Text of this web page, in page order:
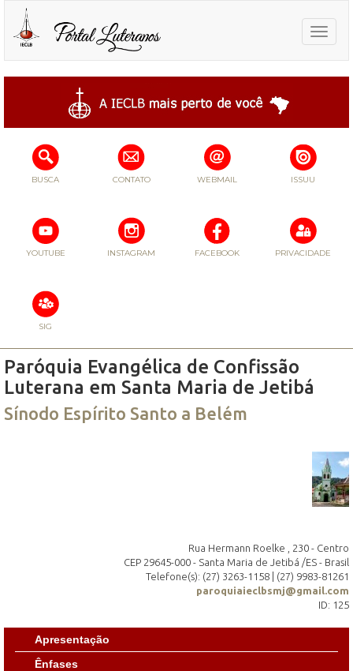
Toggle
BUSCA CONTATO WEBMAIL ISSUU
YOUTUBE INSTAGRAM FACEBOOK PRIVACIDADE
SIG
Paróquia Evangélica de Confissão
Luterana em Santa Maria de Jetibá
Sínodo Espírito Santo a Belém
Rua Hermann Roelke , 230 - Centro
CEP 29645-000 - Santa Maria de Jetibá /ES - Brasil
Telefone(s): (27) 3263-1158 | (27) 9983-81261
paroquiaieclbsmj@gmail.com
ID: 125
Apresentação
Ênfases